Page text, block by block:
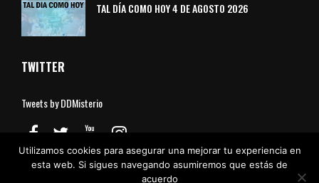
TAL DÍA COMO HOY 4 DE AGOSTO 2026
TWITTER
Tweets by DDMisterio
Utilizamos cookies para asegurar una mejorar tu experiencia en
esta web. Si sigues navegando asumiremos que estás de
acuerdo